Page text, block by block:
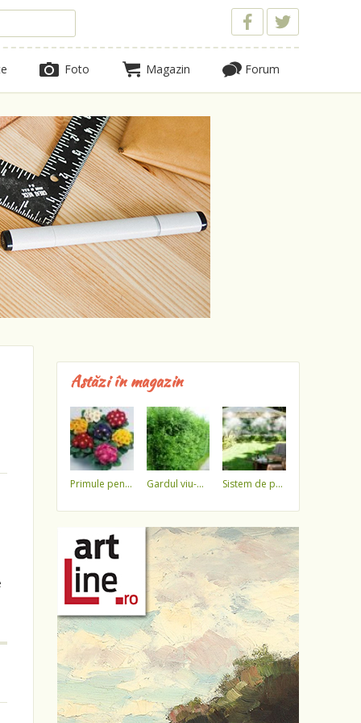
Foto Magazin Forum
Astăzi în magazin
primule pentru 1 martie 3,5 lei / ghiveci !!!! gardul viu-minune! sistem de pulverizare a apei